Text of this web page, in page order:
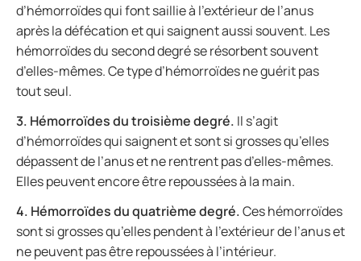
d’hémorroïdes qui font saillie à l’extérieur de l’anus
après la défécation et qui saignent aussi souvent. Les
hémorroïdes du second degré se résorbent souvent
d’elles-mêmes. Ce type d’hémorroïdes ne guérit pas
tout seul.
3. Hémorroïdes du troisième degré. Il s’agit
d’hémorroïdes qui saignent et sont si grosses qu’elles
dépassent de l’anus et ne rentrent pas d’elles-mêmes.
Elles peuvent encore être repoussées à la main.
4. Hémorroïdes du quatrième degré.Ces hémorroïdes
sont si grosses qu’elles pendent à l’extérieur de l’anus et
ne peuvent pas être repoussées à l’intérieur.